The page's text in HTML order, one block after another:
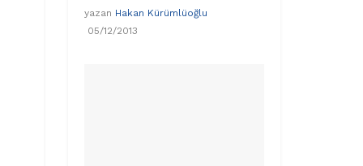
yazan Hakan Kürümlüoğlu
05/12/2013